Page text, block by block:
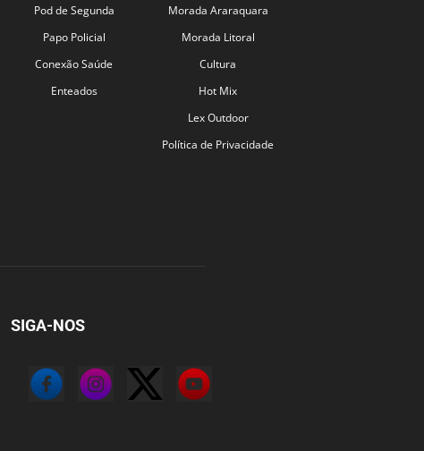
Pod de Segunda
Papo Policial
Conexão Saúde
Enteados
Morada Araraquara
Morada Litoral
Cultura
Hot Mix
Lex Outdoor
Política de Privacidade
SIGA-NOS